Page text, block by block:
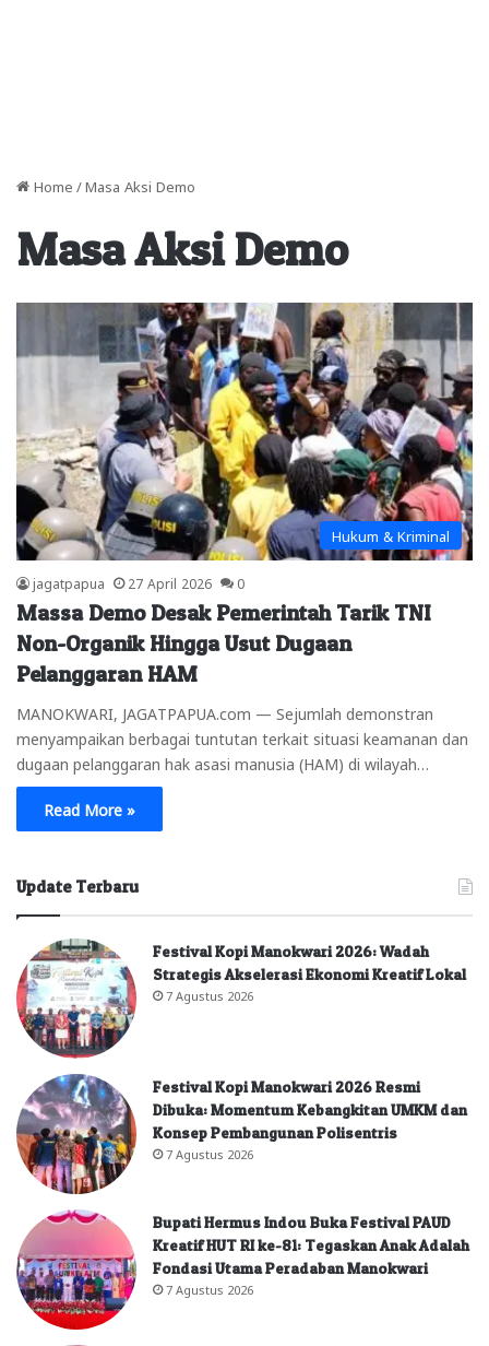
Home / Masa Aksi Demo
Masa Aksi Demo
Hukum & Kriminal
jagatpapua 27 April 2026 0
Massa Demo Desak Pemerintah Tarik TNI
Non-Organik Hingga Usut Dugaan
Pelanggaran HAM
MANOKWARI, JAGATPAPUA.com — Sejumlah demonstran
menyampaikan berbagai tuntutan terkait situasi keamanan dan
dugaan pelanggaran hak asasi manusia (HAM) di wilayah…
Read More »
Update Terbaru
Festival Kopi Manokwari 2026: Wadah
Strategis Akselerasi Ekonomi Kreatif Lokal
7 Agustus 2026
Festival Kopi Manokwari 2026 Resmi
Dibuka: Momentum Kebangkitan UMKM dan
Konsep Pembangunan Polisentris
7 Agustus 2026
Bupati Hermus Indou Buka Festival PAUD
Kreatif HUT RI ke-81: Tegaskan Anak Adalah
Fondasi Utama Peradaban Manokwari
7 Agustus 2026